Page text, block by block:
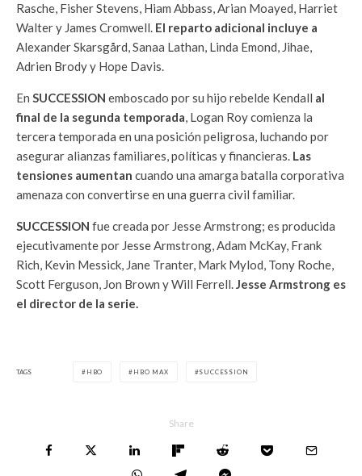
Rasche, Fisher Stevens, Hiam Abbass, Arian Moayed, Harriet
Walter y James Cromwell. El reparto adicional incluye a
Alexander Skarsgård, Sanaa Lathan, Linda Emond, Jihae,
Adrien Brody y Hope Davis.
En SUCCESSION emboscado por su hijo rebelde Kendall al
final de la segunda temporada, Logan Roy comienza la
tercera temporada en una posición peligrosa, luchando por
asegurar alianzas familiares, políticas y financieras. Las
tensiones aumentan cuando una amarga batalla corporativa
amenaza con convertirse en una guerra civil familiar.
SUCCESSION fue creada por Jesse Armstrong; es producida
ejecutivamente por Jesse Armstrong, Adam McKay, Frank
Rich, Kevin Messick, Jane Tranter, Mark Mylod, Tony Roche,
Scott Ferguson, Jon Brown y Will Ferrell.Jesse Armstrong es
el director de la serie.
TAGS HBO HBO MAX SUCCESSION
Share